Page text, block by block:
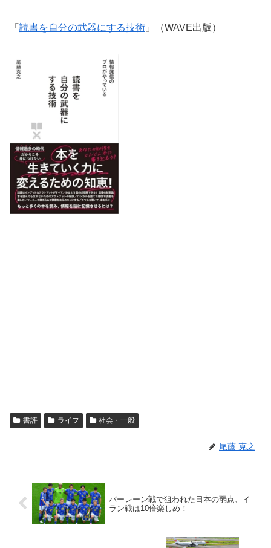
「 読書を自分の武器にする技術 」（WAVE出版）
書評 ライフ 社会・一般
尾藤 克之
バーレーン戦で狙われた日本の弱点、イ
ラン戦は10倍楽しめ！